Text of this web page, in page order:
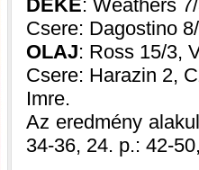
DEKE: Weathers
Csere: Dagostino
OLAJ: Ross 15/3,
Csere: Harazin 2,
Imre.
Az eredmény
34-36, 24. p.: 42-